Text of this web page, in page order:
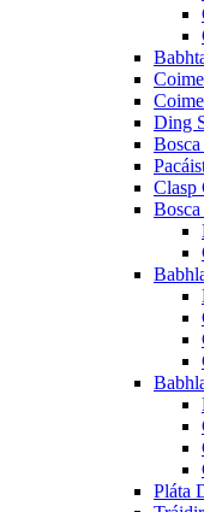
Ding
Clasp
Pláta